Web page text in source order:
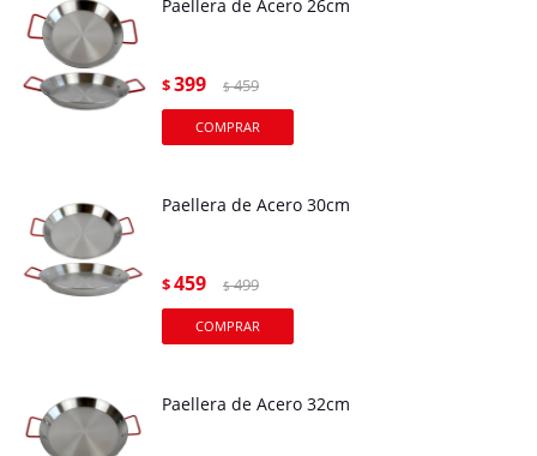
Paellera de Acero 26cm
$399 $ 459
Paellera de Acero 30cm
$459 $ 499
Paellera de Acero 32cm